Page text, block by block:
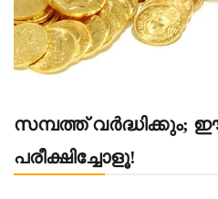
സമ്പത്ത് വർദ്ധിക്കും;
പരീക്ഷിച്ചോളൂ!